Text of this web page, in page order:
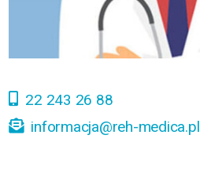
22 243 26 88
informacja@reh-medica.pl